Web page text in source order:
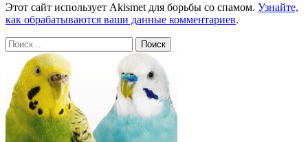
Этот сайт использует Akismet для борьбы со спамом. Узнайте,
как обрабатываются ваши данные комментариев.